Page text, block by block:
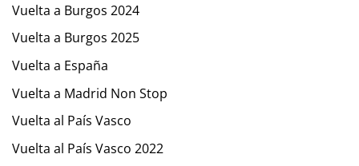
Vuelta a Burgos 2024
Vuelta a Burgos 2025
Vuelta a España
Vuelta a Madrid Non Stop
Vuelta al País Vasco
Vuelta al País Vasco 2022